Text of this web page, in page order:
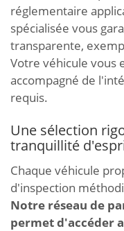
réglementaire
spécialisée vous
transparente,
Votre véhicule vous
accompagné de
requis.
Une sélection
tranquillité
Chaque véhicule
d'inspection
Notre réseau de
permet d'accéder